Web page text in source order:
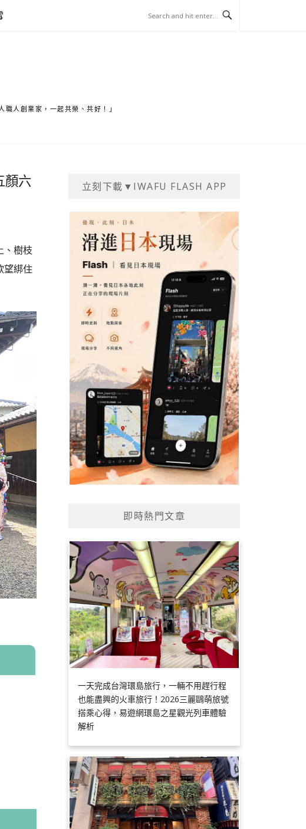
人創業家，一起共榮、共好！」
顏六
、樹枝
望綁住
立刻下載▼IWAFU FLASH APP
即時熱門文章
一天完成台灣環島旅行，一輛不用趕行程
也能盡興的火車旅行！2026三麗鷗萌旅號
搭乘心得，易遊網環島之星觀光列車體驗
解析